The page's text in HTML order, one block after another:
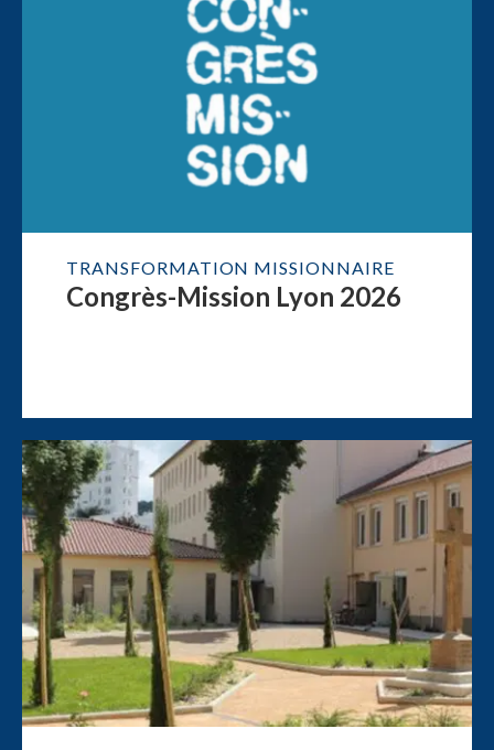
TRANSFORMATION MISSIONNAIRE
Congrès-Mission Lyon 2026